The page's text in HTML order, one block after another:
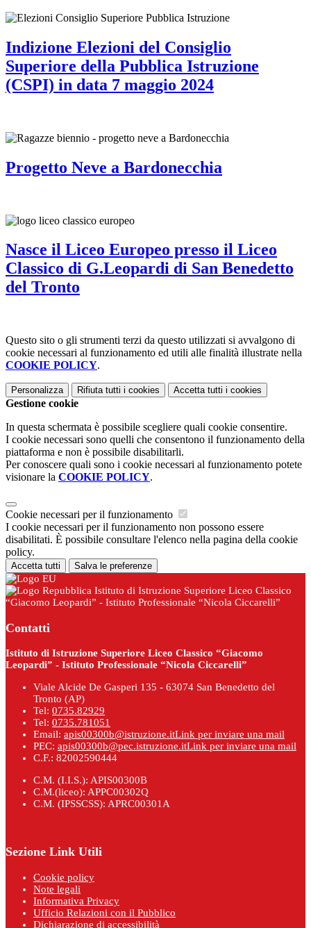
Indizione Elezioni del Consiglio
Superiore della Pubblica Istruzione
(CSPI) in data 7 maggio 2024
Progetto Neve a Bardonecchia
Nasce il Liceo Europeo presso il Liceo
Classico di G.Leopardi di San Benedetto
del Tronto
Questo sito o gli strumenti terzi da questo utilizzati si avvalgono di
cookie necessari al funzionamento ed utili alle finalità illustrate nella
COOKIE POLICY.
Personalizza Rifiuta tutti i cookies Accetta tutti i cookies
Gestione cookie
In questa schermata è possibile scegliere quali cookie consentire.
I cookie necessari sono quelli che consentono il funzionamento della
piattaforma e non è possibile disabilitarli.
Per conoscere quali sono i cookie necessari al funzionamento potete
visionare la COOKIE POLICY.
Cookie necessari per il funzionamento
I cookie necessari per il funzionamento non possono essere
disabilitati. È possibile consultare l'elenco nella pagina della cookie
policy.
Accetta tutti Salva le preferenze
Istituto di Istruzione Superiore Liceo Classico
“Giacomo Leopardi” - Istituto Professionale “Nicola Ciccarelli”
Contatti
Istituto di Istruzione Superiore Liceo Classico “Giacomo
Leopardi” - Istituto Professionale “Nicola Ciccarelli”
Viale Alcide De Gasperi 135 - 63074 San Benedetto del
Tronto (AP)
Tel: 0735.82929
Tel: 0735.781051
Email: apis00300b@istruzione.itLink per inviare una mail
PEC: apis00300b@pec.istruzione.itLink per inviare una mail
C.F.: 82002590444
C.M. (I.I.S.): APIS00300B
C.M.(liceo): APPC00302Q
C.M. (IPSSCSS): APRC00301A
Sezione Link Utili
Cookie policy
Note legali
Informativa Privacy
Ufficio Relazioni con il Pubblico
Dichiarazione di accessibilità